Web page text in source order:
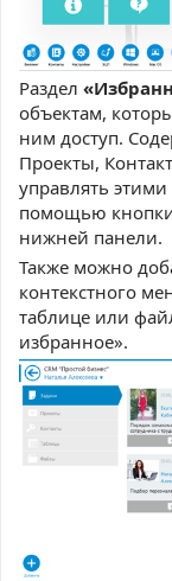
Раздел
объектам,
ним доступ.
Проекты,
управлять
помощью
нижней панели.
Также можно
контекстного
таблице или
избранное».